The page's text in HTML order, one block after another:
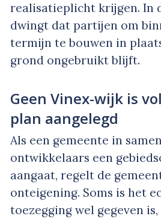
realisatieplicht krijgen. In
dwingt dat partijen om
termijn te bouwen in
grond ongebruikt blijft.
Geen Vinex-wijk is
plan aangelegd
Als een gemeente in
ontwikkelaars een
aangaat, regelt de
onteigening. Soms is het
toezegging wel gegeven